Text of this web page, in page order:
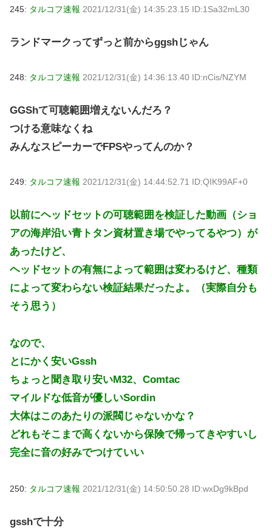
245: タルコフ速報 2021/12/31(金) 14:35:23.15 ID:1Sa32mL30
ランドマークってずっと前からggshじゃん
248: タルコフ速報 2021/12/31(金) 14:36:13.40 ID:nCis/NZYM
GGShて可聴範囲増えないんだろ？
つける意味なくね
みんなスピーカーでFPSやってんのか？
249: タルコフ速報 2021/12/31(金) 14:44:52.71 ID:QIK99AF+0
以前にヘッドセットの可聴範囲を検証した動画（ショ
アの海岸沿い青トタン資材置き場でやってるやつ）が
あったけど、
ヘッドセットの有無によって範囲は変わるけど、種類
によって変わらない検証結果だったよ。（実際自分も
そう思う）
なので、
とにかく安いGssh
ちょっと聞き取り安いM32、Comtac
マイルドな低音が優しいSordin
大体はこのあたりの派閥じゃないかな？
どれもそこまで高くないから保険で帰ってきやすいし
完全に音の好みでつけていい
250: タルコフ速報 2021/12/31(金) 14:50:50.28 ID:wxDg9kBpd
gsshで十分